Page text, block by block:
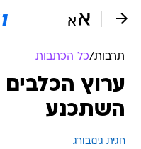
תרבות/כל הכתבות
ערוץ
השתכנע
חגית גינזבורג